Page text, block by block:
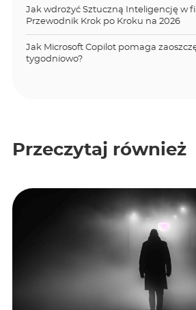
Jak wdrożyć Sztuczną Inteligencję w
Przewodnik Krok po Kroku na 2026
Jak Microsoft Copilot pomaga
tygodniowo?
Przeczytaj również